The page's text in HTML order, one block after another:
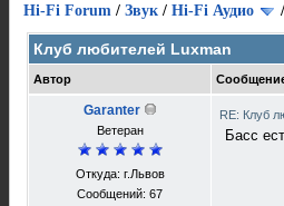
Hi-Fi Forum / Звук / Hi-Fi Аудио /
Клуб любителей Luxman
Автор
Garanter
Ветеран
Откуда: г.Львов
Сообщений: 67
RE: Клуб
Басс